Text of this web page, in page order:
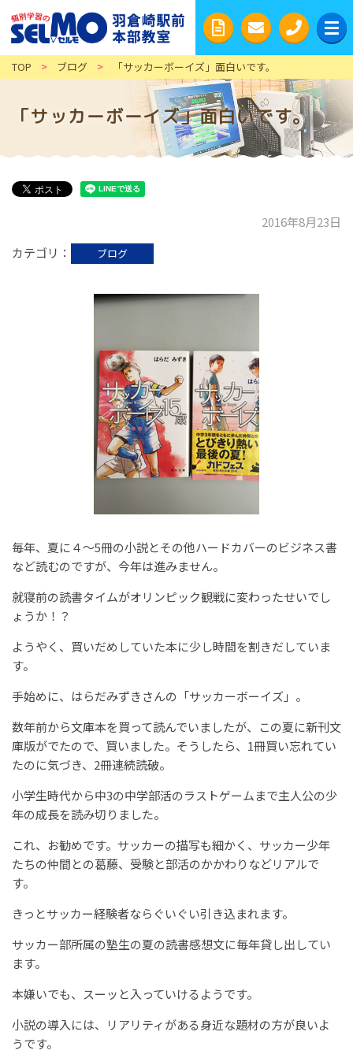
TOP > ブログ > 「サッカーボーイズ」面白いです。
「サッカーボーイズ」面白いです。
2016年8月23日
カテゴリ
ブログ
毎年、夏に４～5冊の小説とその他ハードカバーのビジネス書
など読むのですが、今年は進みません。
就寝前の読書タイムがオリンピック観戦に変わったせいでし
ょうか！？
ようやく、買いだめしていた本に少し時間を割きだしていま
す。
手始めに、はらだみずきさんの「サッカーボーイズ」。
数年前から文庫本を買って読んでいましたが、この夏に新刊文
庫版がでたので、買いました。そうしたら、1冊買い忘れてい
たのに気づき、2冊連続読破。
小学生時代から中3の中学部活のラストゲームまで主人公の少
年の成長を読み切りました。
これ、お勧めです。サッカーの描写も細かく、サッカー少年
たちの仲間との葛藤、受験と部活のかかわりなどリアルで
す。
きっとサッカー経験者ならぐいぐい引き込まれます。
サッカー部所属の塾生の夏の読書感想文に毎年貸し出してい
ます。
本嫌いでも、スーッと入っていけるようです。
小説の導入には、リアリティがある身近な題材の方が良いよ
うです。